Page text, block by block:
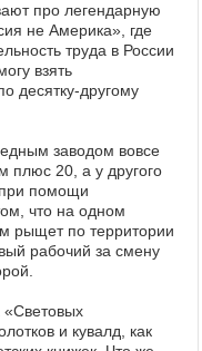
про легендарную
не Америка», где
труда в России
взять
десятку-другому
заводом вовсе
плюс 20, а у другого
при помощи
что на одном
рыщет по территории
рабочий за смену
и кувалд, как